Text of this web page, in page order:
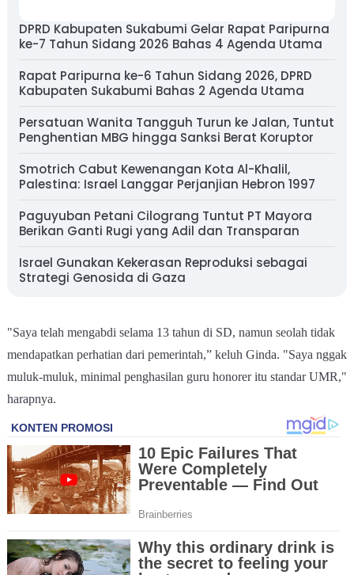
DPRD Kabupaten Sukabumi Gelar Rapat Paripurna
ke-7 Tahun Sidang 2026 Bahas 4 Agenda Utama
Rapat Paripurna ke-6 Tahun Sidang 2026, DPRD
Kabupaten Sukabumi Bahas 2 Agenda Utama
Persatuan Wanita Tangguh Turun ke Jalan, Tuntut
Penghentian MBG hingga Sanksi Berat Koruptor
Smotrich Cabut Kewenangan Kota Al-Khalil,
Palestina: Israel Langgar Perjanjian Hebron 1997
Paguyuban Petani Cilograng Tuntut PT Mayora
Berikan Ganti Rugi yang Adil dan Transparan
Israel Gunakan Kekerasan Reproduksi sebagai
Strategi Genosida di Gaza
"Saya telah mengabdi selama 13 tahun di SD, namun seolah tidak
mendapatkan perhatian dari pemerintah,” keluh Ginda. "Saya nggak
muluk-muluk, minimal penghasilan guru honorer itu standar UMR,"
harapnya.